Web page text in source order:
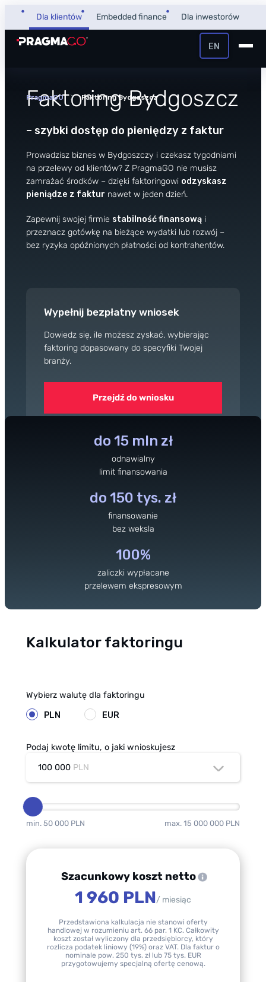
Przejdź
treści
Dla klientów Embedded finance Dla inwestorów
Faktoring
PragmaPay
Poradnik
FAQ
O nas
O firmie
Dla mediów
Kontakt
EN
Strefa Klienta i Płatnika
Strefa Partnera
Faktoring Bydgoszcz
– szybki dostęp do pieniędzy z faktur
Prowadzisz biznes w Bydgoszczy i czekasz tygodniami
na przelewy od klientów? Z PragmaGO nie musisz
zamrażać środków – dzięki faktoringowi odzyskasz
pieniądze z faktur nawet w jeden dzień.
Zapewnij swojej firmie stabilność finansową i
przeznacz gotówkę na bieżące wydatki lub rozwój –
bez ryzyka opóźnionych płatności od kontrahentów.
Wypełnij bezpłatny wniosek
Dowiedz się, ile możesz zyskać, wybierając
faktoring dopasowany do specyfiki Twojej
branży.
Przejdź do wniosku
PragmaGO Faktoring Bydgoszcz
do 15 mln zł
odnawialny
limit finansowania
do 150 tys. zł
finansowanie
bez weksla
100%
zaliczki wypłacane
przelewem ekspresowym
Kalkulator faktoringu
Wybierz walutę dla faktoringu
PLN
EUR
Podaj kwotę limitu, o jaki wnioskujesz
100 000 PLN
min. 50 000 PLN max. 15 000 000 PLN
Szacunkowy koszt netto
1 960 PLN/ miesiąc
Przedstawiona kalkulacja nie stanowi oferty
handlowej w rozumieniu art. 66 par. 1 KC. Całkowity
koszt został wyliczony dla przedsiębiorcy, który
rozlicza podatek liniowy (19%) oraz VAT. Dla faktur o
nominale pow. 250 tys. zł lub 75 tys. EUR
przygotowujemy specjalną ofertę cenową.